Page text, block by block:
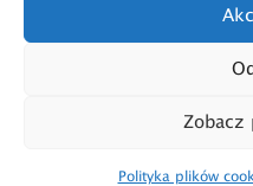
Zobacz
Polityka plików
Polityka